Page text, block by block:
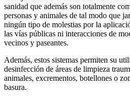
sanidad que además son totalmente
personas y animales de tal modo que
ningún tipo de molestias por la
las vías públicas ni interacciones de
vecinos y paseantes.
Además, estos sistemas permiten su
desinfección de áreas de limpieza
animales, excrementos, botellones o
basura.